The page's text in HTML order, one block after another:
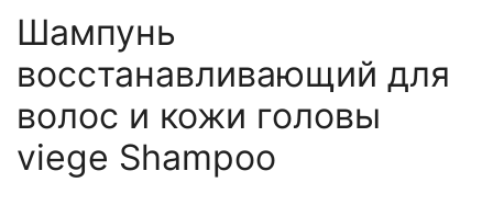
Шампунь
восстанавливающий для
волос и кожи головы
viege Shampoo